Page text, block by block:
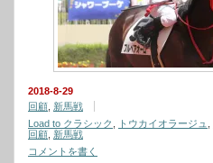
2018-8-29
回顧 新馬戦
Load to クラシック
トウカイオラージュ
回顧 新馬戦
コメントを書く